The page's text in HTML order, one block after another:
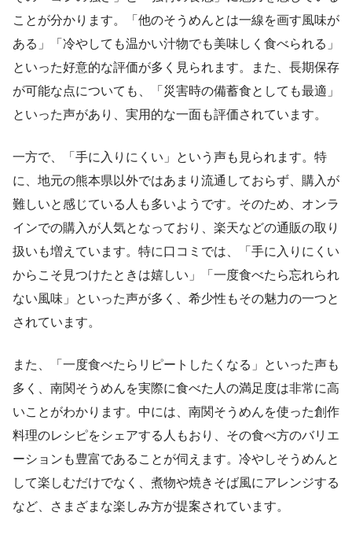
ことが分かります。「他のそうめんとは一線を画す風味が
ある」「冷やしても温かい汁物でも美味しく食べられる」
といった好意的な評価が多く見られます。また、長期保存
が可能な点についても、「災害時の備蓄食としても最適」
といった声があり、実用的な一面も評価されています。
一方で、「手に入りにくい」という声も見られます。特
に、地元の熊本県以外ではあまり流通しておらず、購入が
難しいと感じている人も多いようです。そのため、オンラ
インでの購入が人気となっており、楽天などの通販の取り
扱いも増えています。特に口コミでは、「手に入りにくい
からこそ見つけたときは嬉しい」「一度食べたら忘れられ
ない風味」といった声が多く、希少性もその魅力の一つと
されています。
また、「一度食べたらリピートしたくなる」といった声も
多く、南関そうめんを実際に食べた人の満足度は非常に高
いことがわかります。中には、南関そうめんを使った創作
料理のレシピをシェアする人もおり、その食べ方のバリエ
ーションも豊富であることが伺えます。冷やしそうめんと
して楽しむだけでなく、煮物や焼きそば風にアレンジする
など、さまざまな楽しみ方が提案されています。